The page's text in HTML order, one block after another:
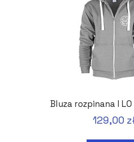
Bluza rozpinana I
129,00